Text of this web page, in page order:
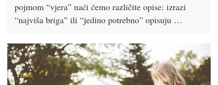
pojmom “vjera” naći ćemo različite opise: izrazi
“najviša briga” ili “jedino potrebno” opisuju …